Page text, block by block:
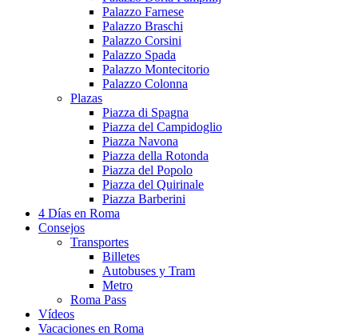
Palazzo Farnese
Palazzo Braschi
Palazzo Corsini
Palazzo Spada
Palazzo Montecitorio
Palazzo Colonna
Plazas
Piazza di Spagna
Piazza del Campidoglio
Piazza Navona
Piazza della Rotonda
Piazza del Popolo
Piazza del Quirinale
Piazza Barberini
4 Días en Roma
Consejos
Transportes
Billetes
Autobuses y Tram
Metro
Roma Pass
Vídeos
Vacaciones en Roma